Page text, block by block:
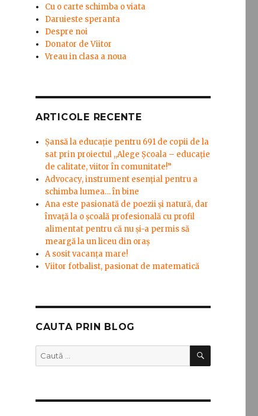
Cu o carte schimba o viata
Daruieste speranta
Despre noi
Donator de Viitor
Vreau in clasa a noua
ARTICOLE RECENTE
Șansă la educație pentru 691 de copii de la
sat prin proiectul ,,Alege Școala – educație
de calitate, viitor în comunitate!”
Advocacy, instrument esenţial pentru a
schimba lumea… în bine
Ana este pasionată de poezii și natură, dar
învață la o școală profesională cu profil
alimentat pentru că nu și-a permis să
meargă la un liceu din oraș
A sosit vacanța mare!
Viitor fotbalist, pasionat de matematică
CAUTA PRIN BLOG
Caută
după:
CĂUTARE